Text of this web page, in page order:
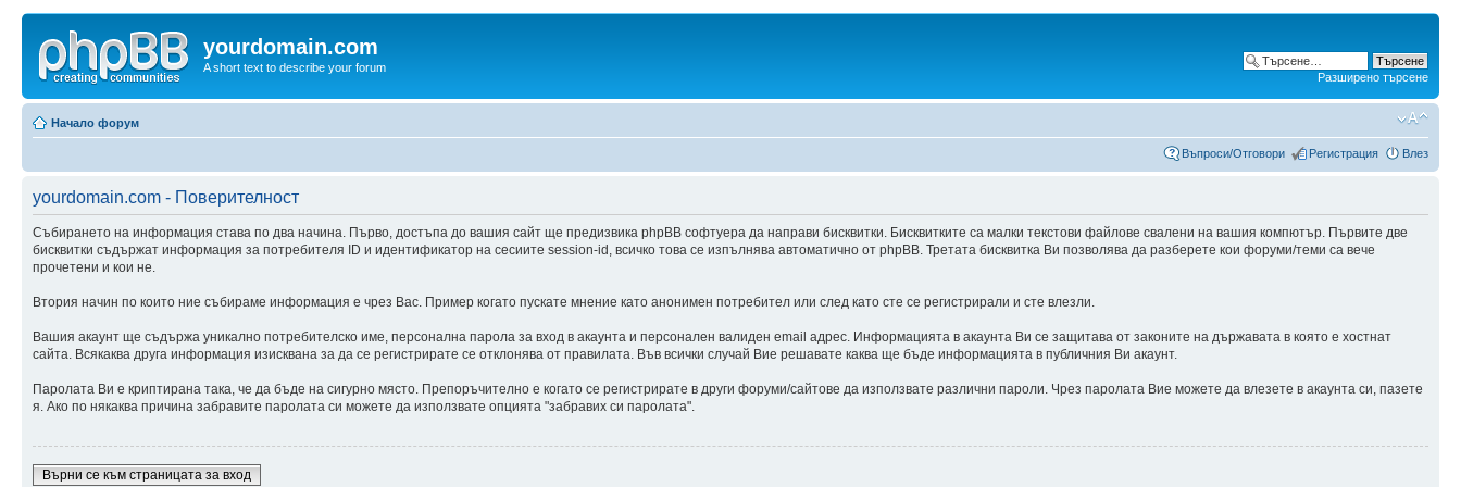
yourdomain.com
A short text to describe your forum
Разширено търсене
Начало форум
Въпроси/Отговори Регистрация Влез
yourdomain.com - Поверителност
Събирането на информация става по два начина. Първо, достъпа до вашия сайт ще предизвика phpBB софтуера да направи бисквитки. Бисквитките са малки текстови файлове свалени на вашия компютър. Първите две
бисквитки съдържат информация за потребителя ID и идентификатор на сесиите session-id, всичко това се изпълнява автоматично от phpBB. Третата бисквитка Ви позволява да разберете кои форуми/теми са вече
прочетени и кои не.
Втория начин по които ние събираме информация е чрез Вас. Пример когато пускате мнение като анонимен потребител или след като сте се регистрирали и сте влезли.
Вашия акаунт ще съдържа уникално потребителско име, персонална парола за вход в акаунта и персонален валиден email адрес. Информацията в акаунта Ви се защитава от законите на държавата в която е хостнат
сайта. Всякаква друга информация изисквана за да се регистрирате се отклонява от правилата. Във всички случай Вие решавате каква ще бъде информацията в публичния Ви акаунт.
Паролата Ви е криптирана така, че да бъде на сигурно място. Препоръчително е когато се регистрирате в други форуми/сайтове да използвате различни пароли. Чрез паролата Вие можете да влезете в акаунта си, пазете
я. Ако по някаква причина забравите паролата си можете да използвате опцията "забравих си паролата".
Върни се към страницата за вход